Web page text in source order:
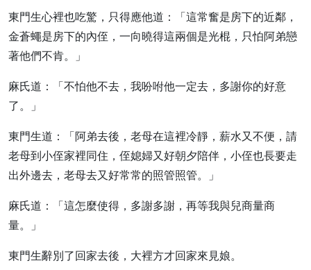
東門生心裡也吃驚，只得應他道：「這常奮是房下的近鄰，
金蒼蠅是房下的內侄，一向曉得這兩個是光棍，只怕阿弟戀
著他們不肯。」
麻氏道：「不怕他不去，我吩咐他一定去，多謝你的好意
了。」
東門生道：「阿弟去後，老母在這裡冷靜，薪水又不便，請
老母到小侄家裡同住，侄媳婦又好朝夕陪伴，小侄也長要走
出外邊去，老母去又好常常的照管照管。」
麻氏道：「這怎麼使得，多謝多謝，再等我與兒商量商
量。」
東門生辭別了回家去後，大裡方才回家來見娘。